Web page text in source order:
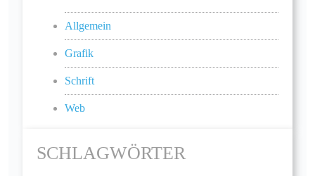
Allgemein
Grafik
Schrift
Web
SCHLAGWÖRTER